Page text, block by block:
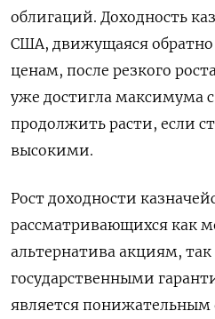
облигаций. Доходность
США, движущаяся
ценам, после резкого
уже достигла максимума
продолжить расти, если
высокими.
Рост доходности
рассматривающихся как
альтернатива акциям,
государственными
является